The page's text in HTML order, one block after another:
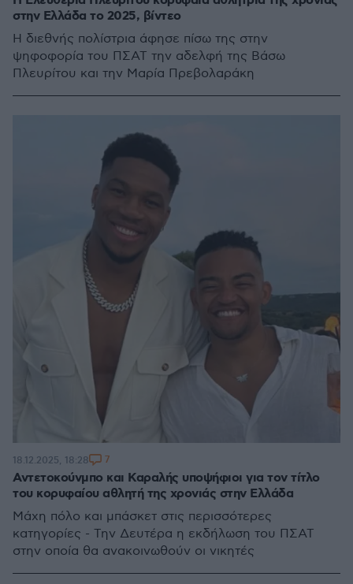
στην Ελλάδα το 2025, βίντεο
Η διεθνής πολίστρια άφησε πίσω της στην
ψηφοφορία του ΠΣΑΤ την αδελφή της Βάσω
Πλευρίτου και την Μαρία Πρεβολαράκη
Αντετοκούνμπο και Καραλής υποψήφιοι για τον τίτλο
του κορυφαίου αθλητή της χρονιάς στην Ελλάδα
Μάχη πόλο και μπάσκετ στις περισσότερες
κατηγορίες - Την Δευτέρα η εκδήλωση του ΠΣΑΤ
στην οποία θα ανακοινωθούν οι νικητές
18.12.2025, 18:28 7